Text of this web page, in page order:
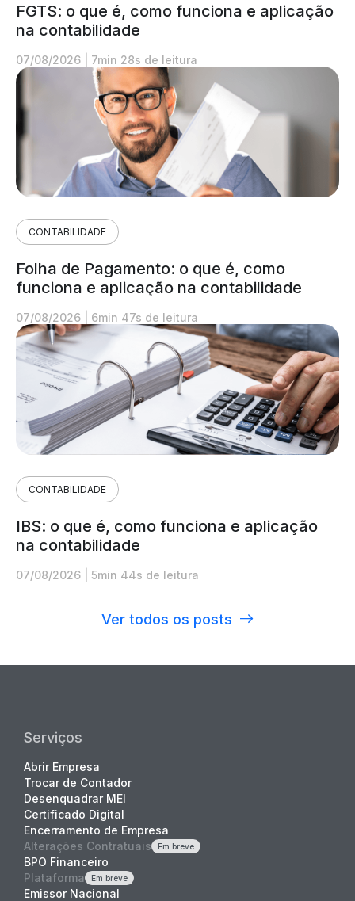
FGTS: o que é, como funciona e aplicação
na contabilidade
07/08/2026 7min 28s de leitura
CONTABILIDADE
Folha de Pagamento: o que é, como
funciona e aplicação na contabilidade
07/08/2026 6min 47s de leitura
CONTABILIDADE
IBS: o que é, como funciona e aplicação
na contabilidade
07/08/2026 5min 44s de leitura
Ver todos os posts
Serviços
Abrir Empresa
Trocar de Contador
Desenquadrar MEI
Certificado Digital
Encerramento de Empresa
Alterações Contratuais
Em breve
BPO Financeiro
Plataforma
Em breve
Emissor Nacional